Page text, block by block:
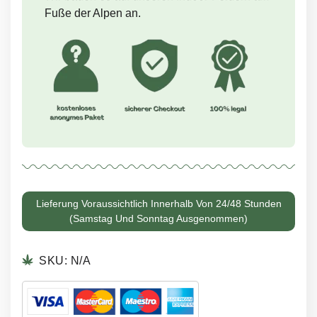
Fuße der Alpen an.
Lieferung Voraussichtlich Innerhalb Von 24/48 Stunden
(Samstag Und Sonntag Ausgenommen)
SKU: N/A